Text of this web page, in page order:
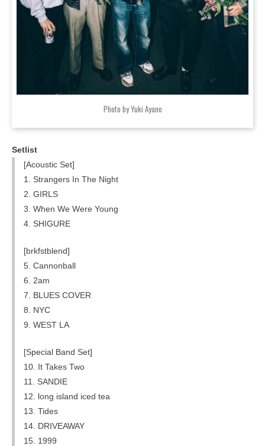
Photo by Yuki Ayano
Setlist
[Acoustic Set]
1. Strangers In The Night
2. GIRLS
3. When We Were Young
4. SHIGURE
[brkfstblend]
5. Cannonball
6. 2am
7. BLUES COVER
8. NYC
9. WEST LA
[Special Band Set]
10. It Takes Two
11. SANDIE
12. long island iced tea
13. Tides
14. DRIVEAWAY
15. 1999